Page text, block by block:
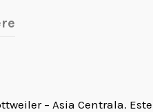
– Asia Centrala.